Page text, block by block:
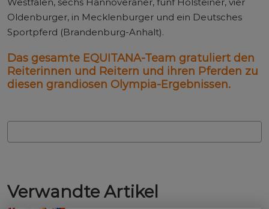
Oldenburger, in Mecklenburger und ein Deutsches
Sportpferd (Brandenburg-Anhalt).
Das gesamte EQUITANA-Team gratuliert den
Reiterinnen und Reitern und ihren Pferden zu
diesen grandiosen Olympia-Ergebnissen.
Verwandte Artikel